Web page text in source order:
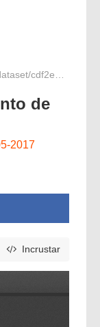
asuntos-entrados-23-05-17-continuacion.pdf
de
2017
Incrustar